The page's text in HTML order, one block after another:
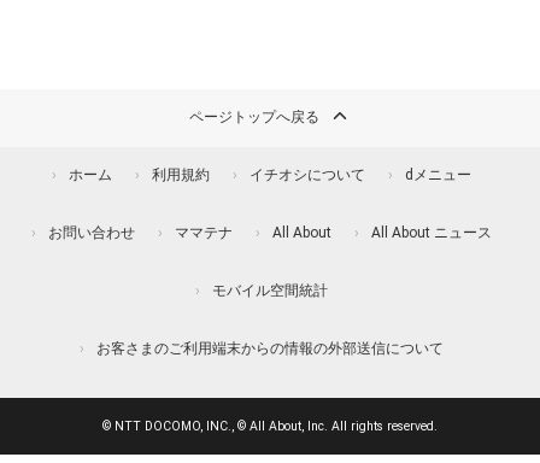
ページトップへ戻る
ホーム 利用規約 イチオシについて dメニュー
お問い合わせ ママテナ All About All About ニュース
モバイル空間統計
お客さまのご利用端末からの情報の外部送信について
© NTT DOCOMO, INC., © All About, Inc. All rights reserved.